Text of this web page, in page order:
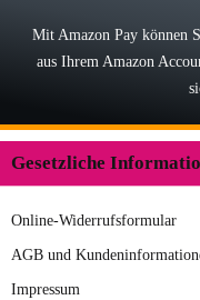
Mit Amazon Pay können
aus Ihrem Amazon
Gesetzliche
Online-Widerrufsformular
AGB und
Impressum